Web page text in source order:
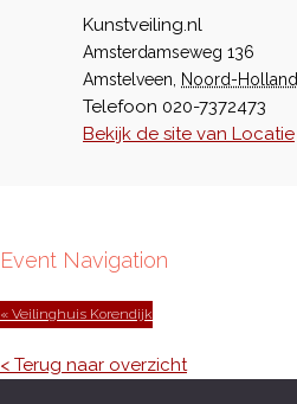
Kunstveiling.nl
Amsterdamseweg 136
Amstelveen
Noord-Holland
Telefoon 020-7372473
Bekijk de site van Locatie
Event Navigation
« Veilinghuis Korendijk
< Terug naar overzicht